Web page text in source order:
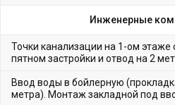
Инженерные
Точки канализации на 1-ом этаже
пятном застройки и отвод на 2
Ввод воды в бойлерную
метра). Монтаж закладной под